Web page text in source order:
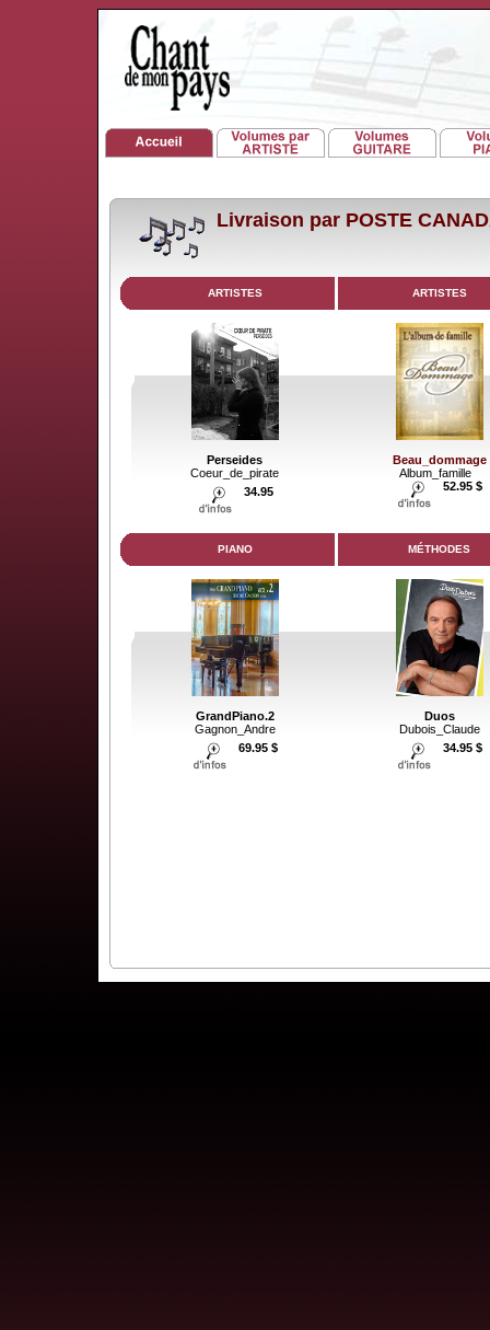
Livraison par POSTE
ARTISTES ARTISTES
Perseides
Coeur_de_pirate
34.95
Beau_dommage
Album_famille
52.95 $
PIANO MÉTHODES
GrandPiano.2
Gagnon_Andre
69.95 $
Duos
Dubois_Claude
34.95 $